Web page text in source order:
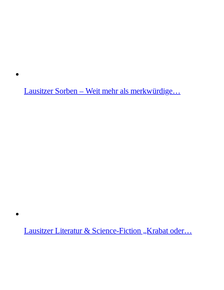
Lausitzer Sorben – Weit mehr als merkwürdige…
Lausitzer Literatur & Science-Fiction „Krabat oder…